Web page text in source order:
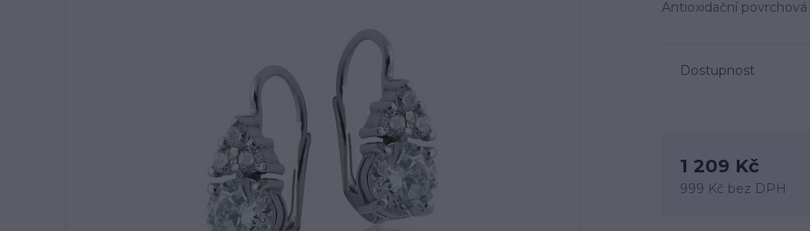
Antioxidační
Dostupnost
1 209 Kč
999 Kč bez DPH